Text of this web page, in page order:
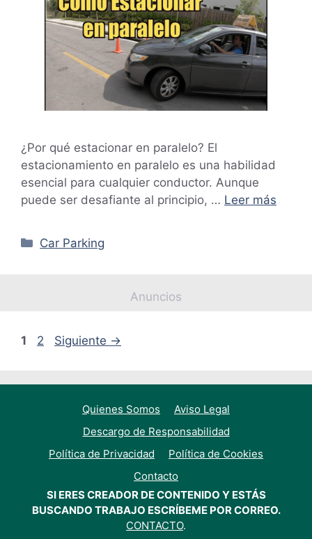
¿Por qué estacionar en paralelo? El
estacionamiento en paralelo es una habilidad
esencial para cualquier conductor. Aunque
puede ser desafiante al principio, … Leer más
Categorías
Car Parking
Anuncios
Página
1 Página
2 Siguiente →
Quienes Somos
Aviso Legal
Descargo de Responsabilidad
Política de Privacidad
Política de Cookies
Contacto
SI ERES CREADOR DE CONTENIDO Y ESTÁS
BUSCANDO TRABAJO ESCRÍBEME POR CORREO.
CONTACTO.